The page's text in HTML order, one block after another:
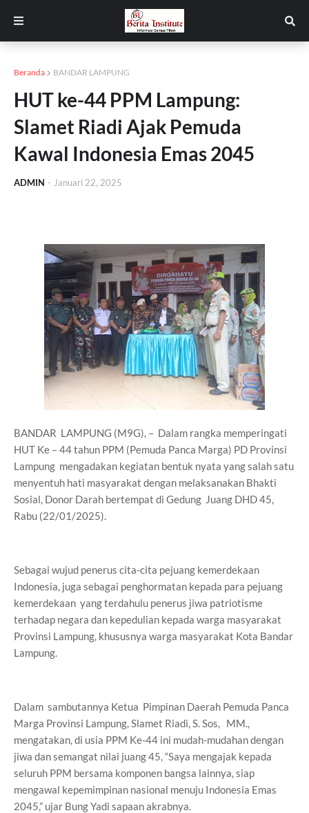
Beranda BANDAR LAMPUNG
HUT ke-44 PPM Lampung:
Slamet Riadi Ajak Pemuda
Kawal Indonesia Emas 2045
ADMIN - Januari 22, 2025
BANDAR LAMPUNG (M9G), – Dalam rangka memperingati
HUT Ke – 44 tahun PPM (Pemuda Panca Marga) PD Provinsi
Lampung mengadakan kegiatan bentuk nyata yang salah satu
menyentuh hati masyarakat dengan melaksanakan Bhakti
Sosial, Donor Darah bertempat di Gedung Juang DHD 45,
Rabu (22/01/2025).
Sebagai wujud penerus cita-cita pejuang kemerdekaan
Indonesia, juga sebagai penghormatan kepada para pejuang
kemerdekaan yang terdahulu penerus jiwa patriotisme
terhadap negara dan kepedulian kepada warga masyarakat
Provinsi Lampung, khususnya warga masyarakat Kota Bandar
Lampung.
Dalam sambutannya Ketua Pimpinan Daerah Pemuda Panca
Marga Provinsi Lampung, Slamet Riadi, S. Sos, MM.,
mengatakan, di usia PPM Ke-44 ini mudah-mudahan dengan
jiwa dan semangat nilai juang 45, “Saya mengajak kepada
seluruh PPM bersama komponen bangsa lainnya, siap
mengawal kepemimpinan nasional menuju Indonesia Emas
2045,” ujar Bung Yadi sapaan akrabnya.